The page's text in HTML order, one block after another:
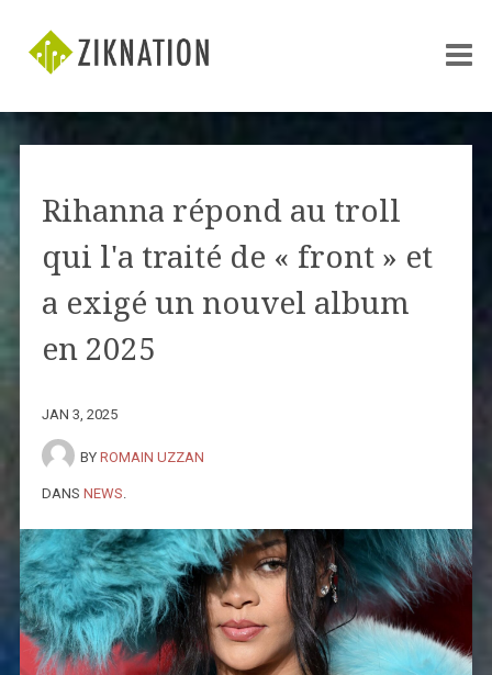
Rihanna répond au troll
qui l'a traité de « front » et
a exigé un nouvel album
en 2025
JAN 3, 2025
BY ROMAIN UZZAN
DANS NEWS